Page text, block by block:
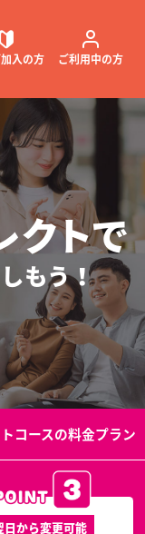
入の方 ご利用中の方
ご質問
マガジン
変更
無料 変更方法
クトで
もう！
コースの料金プラン
日から変更可能